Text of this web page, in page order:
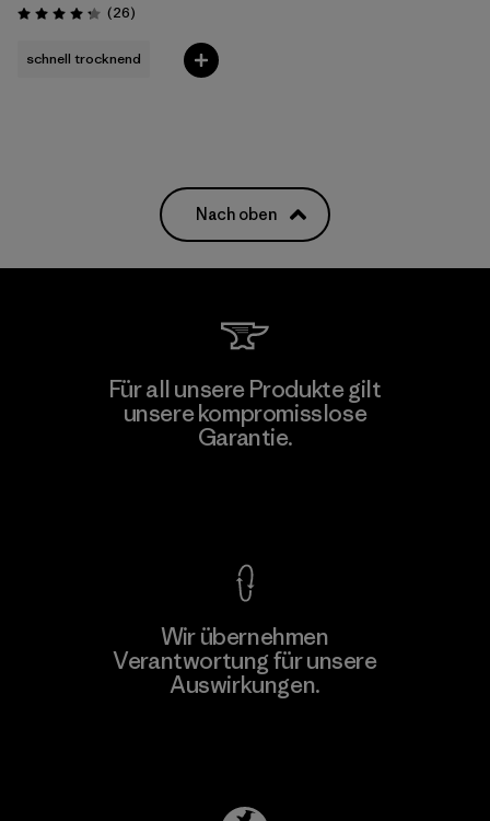
Bewertung: 4.2 / 5
(26Rezensionen
)
schnell trocknend
Nach oben
Für all unsere Produkte gilt
unsere kompromisslose
Garantie.
Wir übernehmen
Verantwortung für unsere
Auswirkungen.